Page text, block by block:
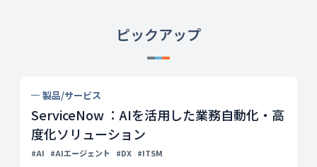
ピックアップ
製品/サービス
ServiceNow ：AIを活用した業務自動化・高
度化ソリューション
#AI #AIエージェント #DX #ITSM